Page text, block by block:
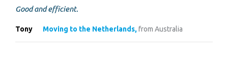
Good and efficient.
Tony Moving to the Netherlands,from Australia